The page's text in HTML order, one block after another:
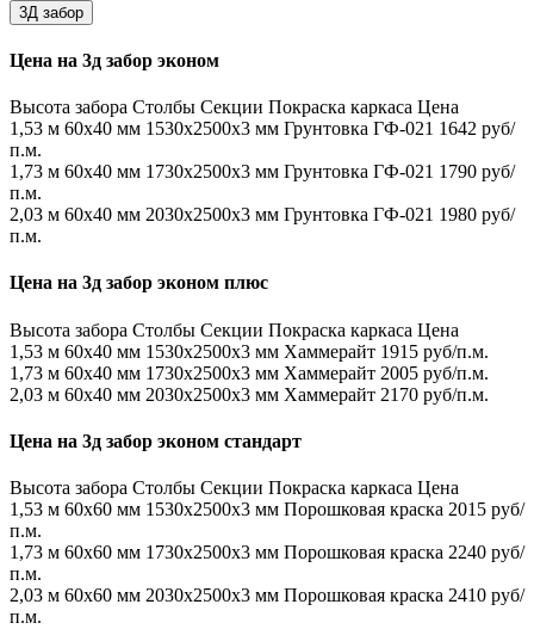
3Д забор
Цена на 3д забор эконом
Высота забора Столбы Секции Покраска каркаса Цена
1,53 м 60х40 мм 1530x2500x3 мм Грунтовка ГФ-021 1642 руб/
п.м.
1,73 м 60х40 мм 1730x2500x3 мм Грунтовка ГФ-021 1790 руб/
п.м.
2,03 м 60х40 мм 2030x2500x3 мм Грунтовка ГФ-021 1980 руб/
п.м.
Цена на 3д забор эконом плюс
Высота забора Столбы Секции Покраска каркаса Цена
1,53 м 60х40 мм 1530x2500x3 мм Хаммерайт 1915 руб/п.м.
1,73 м 60х40 мм 1730x2500x3 мм Хаммерайт 2005 руб/п.м.
2,03 м 60х40 мм 2030x2500x3 мм Хаммерайт 2170 руб/п.м.
Цена на 3д забор эконом стандарт
Высота забора Столбы Секции Покраска каркаса Цена
1,53 м 60х60 мм 1530x2500x3 мм Порошковая краска 2015 руб/
п.м.
1,73 м 60х60 мм 1730x2500x3 мм Порошковая краска 2240 руб/
п.м.
2,03 м 60х60 мм 2030x2500x3 мм Порошковая краска 2410 руб/
п.м.